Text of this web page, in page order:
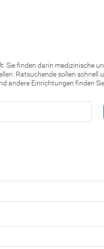
Sie finden darin medizinische
Ratsuchende sollen schnell
Einrichtungen finden